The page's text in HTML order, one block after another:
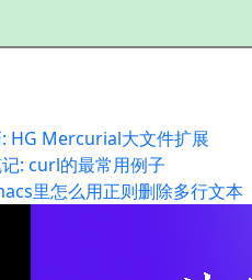
HG Mercurial大文件扩展
: curl的最常用例子
里怎么用正则删除多行文本